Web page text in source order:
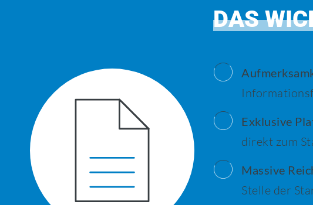
DAS
Exklusive
direkt zum
Massive
Stelle der